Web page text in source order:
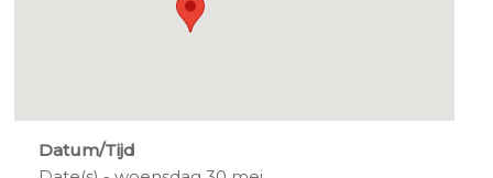
Datum/Tijd